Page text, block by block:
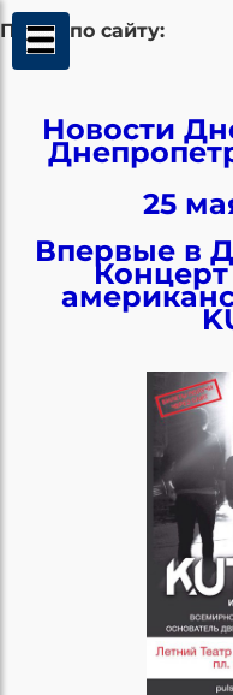
Поиск по сайту:
Новости
25
Впервые в